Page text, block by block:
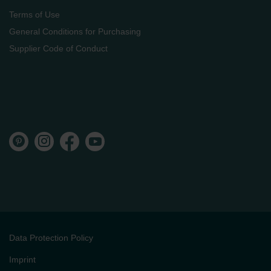
Terms of Use
General Conditions for Purchasing
Supplier Code of Conduct
Data Protection Policy
Imprint